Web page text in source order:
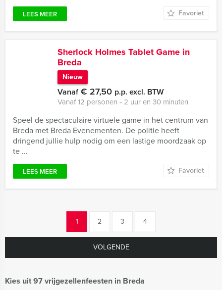
Kies uit 97 vrijgezellenfeesten in Breda
LEES MEER Favoriet
Sherlock Holmes Tablet Game in
Breda
Nieuw
Vanaf€ 27,50 p.p. excl. BTW
Vanaf 12 personen ‐ 2 uur en 30 minuten
Speel de spectaculaire virtuele game in het centrum van
Breda met Breda Evenementen. De politie heeft
dringend jullie hulp nodig om een lastige moordzaak op
te ...
LEES MEER Favoriet
1 2 3 4
VOLGENDE